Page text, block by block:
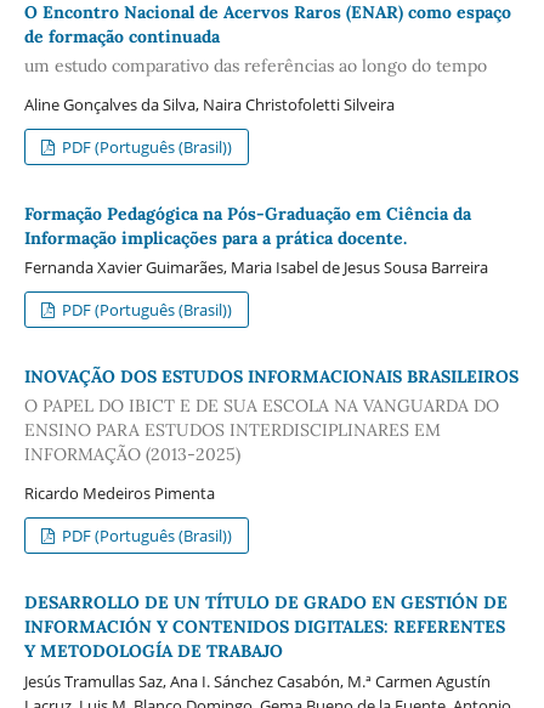
O Encontro Nacional de Acervos Raros (ENAR) como espaço
de formação continuada
um estudo comparativo das referências ao longo do tempo
Aline Gonçalves da Silva, Naira Christofoletti Silveira
PDF (Português (Brasil))
Formação Pedagógica na Pós-Graduação em Ciência da
Informação implicações para a prática docente.
Fernanda Xavier Guimarães, Maria Isabel de Jesus Sousa Barreira
PDF (Português (Brasil))
INOVAÇÃO DOS ESTUDOS INFORMACIONAIS BRASILEIROS
O PAPEL DO IBICT E DE SUA ESCOLA NA VANGUARDA DO
ENSINO PARA ESTUDOS INTERDISCIPLINARES EM
INFORMAÇÃO (2013-2025)
Ricardo Medeiros Pimenta
PDF (Português (Brasil))
DESARROLLO DE UN TÍTULO DE GRADO EN GESTIÓN DE
INFORMACIÓN Y CONTENIDOS DIGITALES: REFERENTES
Y METODOLOGÍA DE TRABAJO
Jesús Tramullas Saz, Ana I. Sánchez Casabón, M.ª Carmen Agustín